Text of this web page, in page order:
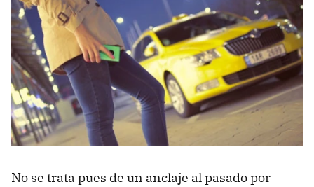
No se trata pues de un anclaje al pasado por